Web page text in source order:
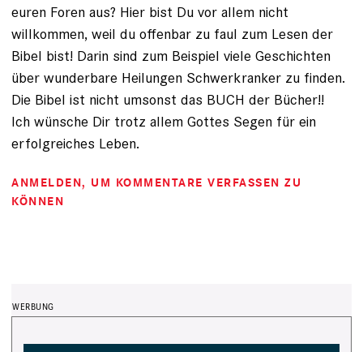
euren Foren aus? Hier bist Du vor allem nicht
willkommen, weil du offenbar zu faul zum Lesen der
Bibel bist! Darin sind zum Beispiel viele Geschichten
über wunderbare Heilungen Schwerkranker zu finden.
Die Bibel ist nicht umsonst das BUCH der Bücher!!
Ich wünsche Dir trotz allem Gottes Segen für ein
erfolgreiches Leben.
ANMELDEN, UM KOMMENTARE VERFASSEN ZU
KÖNNEN